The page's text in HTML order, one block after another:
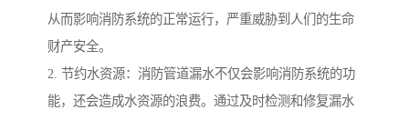
从而影响消防系统的正常运行，严重威胁到人们的生命
财产安全。
2. 节约水资源：消防管道漏水不仅会影响消防系统的功
能，还会造成水资源的浪费。通过及时检测和修复漏水